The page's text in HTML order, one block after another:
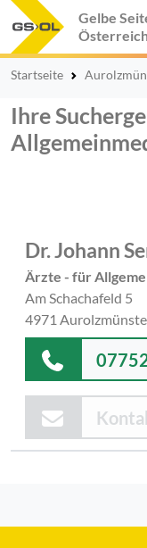
Gelbe
Startseite
Ihre
Dr. Johann
Ärzte - für
Am Schachafeld 5
4971